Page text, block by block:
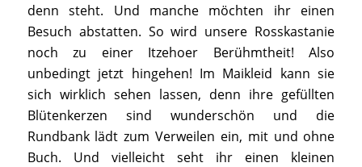
denn steht. Und manche möchten ihr einen
Besuch abstatten. So wird unsere Rosskastanie
noch zu einer Itzehoer Berühmtheit! Also
unbedingt jetzt hingehen! Im Maikleid kann sie
sich wirklich sehen lassen, denn ihre gefüllten
Blütenkerzen sind wunderschön und die
Rundbank lädt zum Verweilen ein, mit und ohne
Buch. Und vielleicht seht ihr einen kleinen